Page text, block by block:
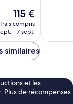
Le
nouveau
prix
de
115 €
compris
- 7 sept.
similaires
et les
Plus de récompenses